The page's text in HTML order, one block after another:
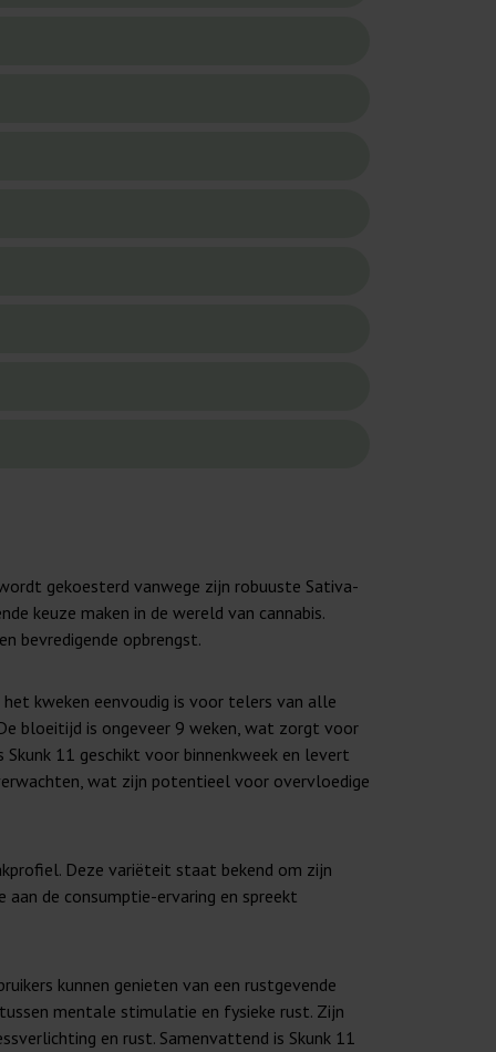
gekoesterd vanwege zijn robuuste Sativa-
keuze maken in de wereld van cannabis.
bevredigende opbrengst.
kweken eenvoudig is voor telers van alle
bloeitijd is ongeveer 9 weken, wat zorgt voor
11 geschikt voor binnenkweek en levert
wat zijn potentieel voor overvloedige
Deze variëteit staat bekend om zijn
de consumptie-ervaring en spreekt
kunnen genieten van een rustgevende
mentale stimulatie en fysieke rust. Zijn
en rust. Samenvattend is Skunk 11